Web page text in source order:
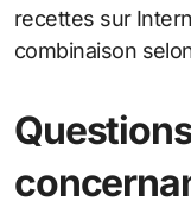
recettes sur
combinaison